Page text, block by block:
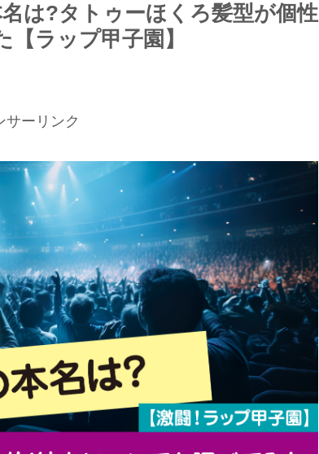
は?タトゥーほくろ髪型が個性
ラップ甲子園】
サーリンク